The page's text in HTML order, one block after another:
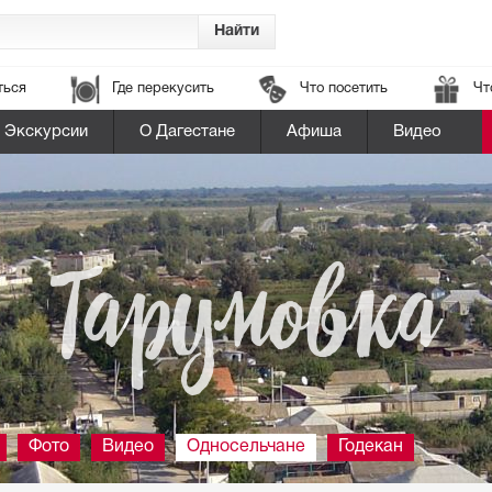
Где перекусить Что посетить
Экскурсии О Дагестане Афиша Видео
Тарумовка
Фото Видео Односельчане Годекан